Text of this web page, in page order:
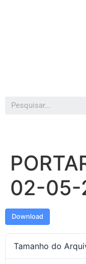
02-05-
Download
Tamanho do